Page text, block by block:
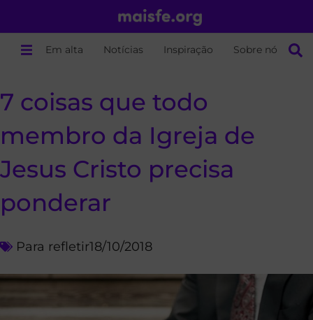
Em alta Notícias Inspiração Sobre nós
7 coisas que todo
membro da Igreja de
Jesus Cristo precisa
ponderar
Para refletir18/10/2018